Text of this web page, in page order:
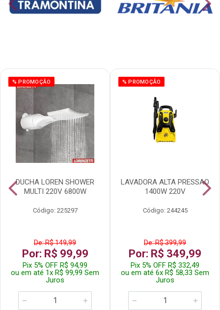
% PROMOÇÃO
DUCHA LOREN SHOWER
MULTI 220V 6800W
Código: 225297
De: R$ 149,99
Por: R$ 99,99
Pix 5% OFF R$ 94,99
ou em até 1x R$ 99,99 Sem
Juros
% PROMOÇÃO
LAVADORA ALTA PRESSAO
1400W 220V
Código: 244245
De: R$ 399,99
Por: R$ 349,99
Pix 5% OFF R$ 332,49
ou em até 6x R$ 58,33 Sem
Juros